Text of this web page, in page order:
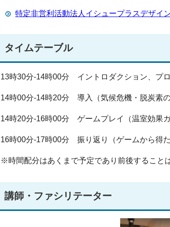
特定非営利活動法人イシュープラスデザイ
タイムテーブル
13時30分-14時00分 イントロダクション、プ
14時00分-14時20分 導入（気候危機・脱炭素の
14時20分-16時00分 ゲームプレイ（温室効果
16時00分-17時00分 振り返り（ゲームから得
※時間配分はあくまで予定であり前後すること
講師・ファシリテーター